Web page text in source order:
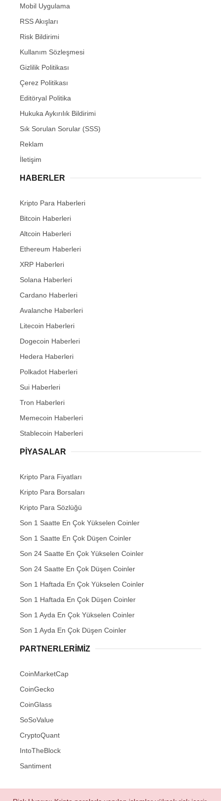
Mobil Uygulama
RSS Akışları
Risk Bildirimi
Kullanım Sözleşmesi
Gizlilik Politikası
Çerez Politikası
Editöryal Politika
Hukuka Aykırılık Bildirimi
Sık Sorulan Sorular (SSS)
Reklam
İletişim
HABERLER
Kripto Para Haberleri
Bitcoin Haberleri
Altcoin Haberleri
Ethereum Haberleri
XRP Haberleri
Solana Haberleri
Cardano Haberleri
Avalanche Haberleri
Litecoin Haberleri
Dogecoin Haberleri
Hedera Haberleri
Polkadot Haberleri
Sui Haberleri
Tron Haberleri
Memecoin Haberleri
Stablecoin Haberleri
PIYASALAR
Kripto Para Fiyatları
Kripto Para Borsaları
Kripto Para Sözlüğü
Son 1 Saatte En Çok Yükselen Coinler
Son 1 Saatte En Çok Düşen Coinler
Son 24 Saatte En Çok Yükselen Coinler
Son 24 Saatte En Çok Düşen Coinler
Son 1 Haftada En Çok Yükselen Coinler
Son 1 Haftada En Çok Düşen Coinler
Son 1 Ayda En Çok Yükselen Coinler
Son 1 Ayda En Çok Düşen Coinler
PARTNERLERIMIZ
CoinMarketCap
CoinGecko
CoinGlass
SoSoValue
CryptoQuant
IntoTheBlock
Santiment